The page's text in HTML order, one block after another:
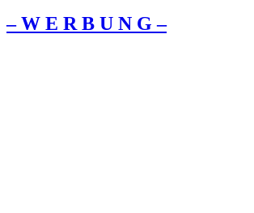
– W Ε R Β U Ν G –